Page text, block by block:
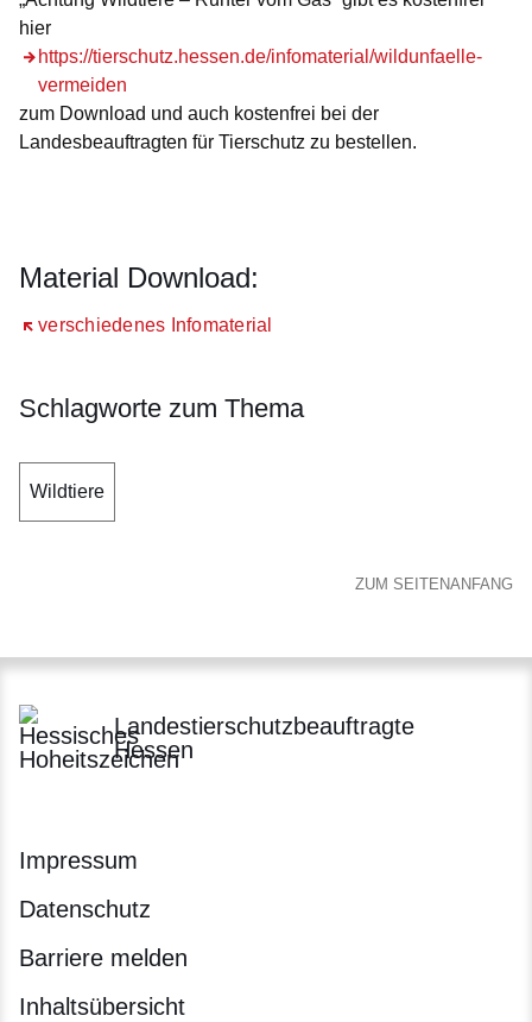
hier
https://tierschutz.hessen.de/infomaterial/wildunfaelle-
vermeiden
zum Download und auch kostenfrei bei der
Landesbeauftragten für Tierschutz zu bestellen.
Material Download:
verschiedenes Infomaterial
Öffnet sich in einem neuen Fenster
Schlagworte zum Thema
Wildtiere
ZUM SEITENANFANG
Landestierschutzbeauftragte
Hessen
Impressum
Datenschutz
Barriere melden
Inhaltsübersicht